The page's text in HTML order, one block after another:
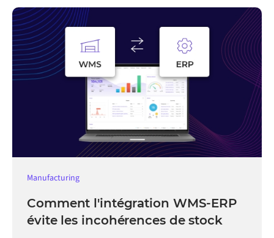
Manufacturing
Comment l'intégration WMS-ERP
évite les incohérences de stock